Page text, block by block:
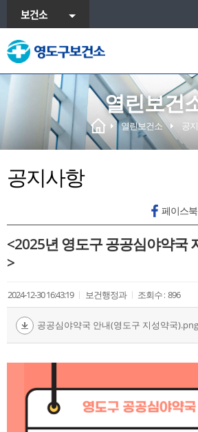
보건소
열린보건
열린보건소 공
공지사항
페이스북
<2025년 영도구 공공심야약국
>
2024-12-30 16:43:19 보건행정과 조회수 : 896
공공심야약국 안내(영도구 지성약국